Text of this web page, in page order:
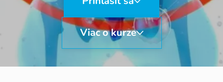
Viac o kurze